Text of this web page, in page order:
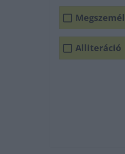
Alliteráció